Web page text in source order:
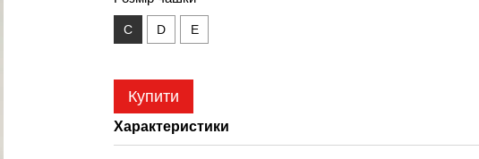
С D E
Купити
Характеристики